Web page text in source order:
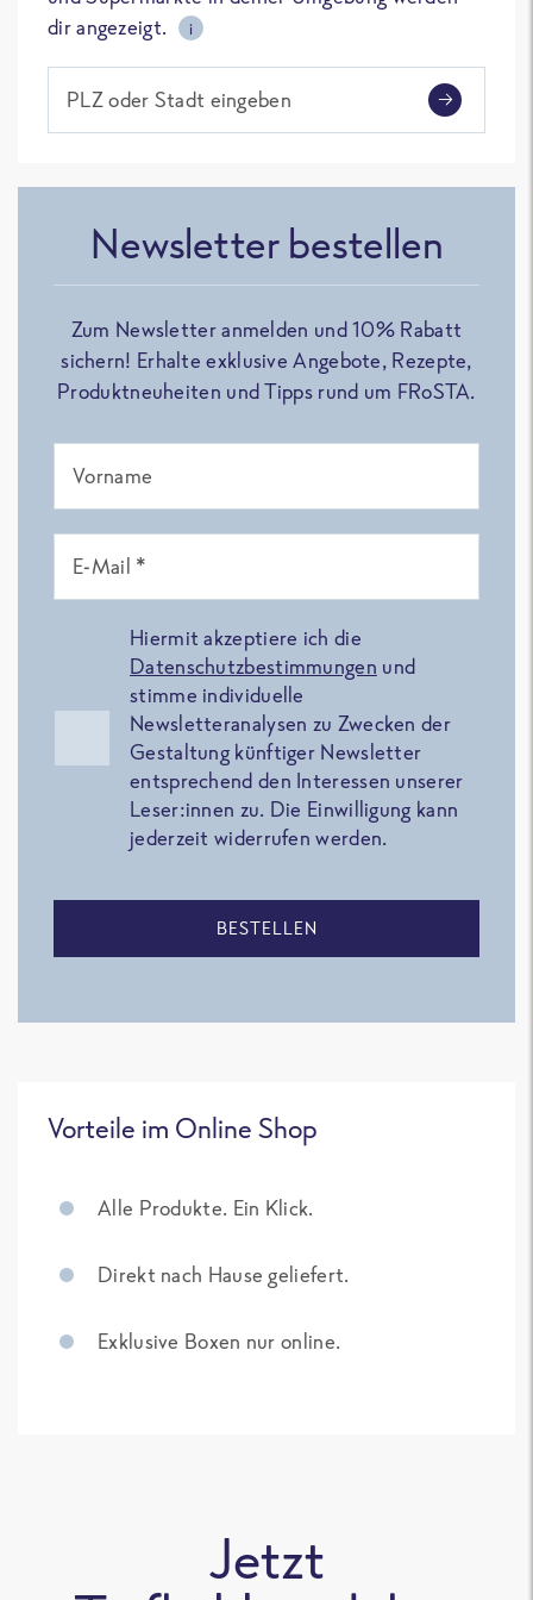
dir angezeigt.
i
PLZ oder Stadt eingeben
Newsletter bestellen
Zum Newsletter anmelden und 10% Rabatt
sichern! Erhalte exklusive Angebote, Rezepte,
Produktneuheiten und Tipps rund um FRoSTA.
Vorname
E-Mail *
Hiermit akzeptiere ich die
Datenschutzbestimmungen und
stimme individuelle
Newsletteranalysen zu Zwecken der
Gestaltung künftiger Newsletter
entsprechend den Interessen unserer
Leser:innen zu. Die Einwilligung kann
jederzeit widerrufen werden.
BESTELLEN
Vorteile im Online Shop
Alle Produkte. Ein Klick.
Direkt nach Hause geliefert.
Exklusive Boxen nur online.
Jetzt